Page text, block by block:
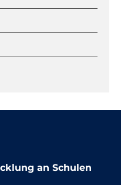
an Schulen